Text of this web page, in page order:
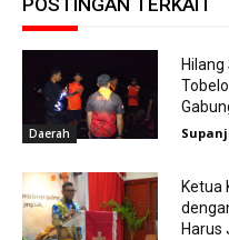
POSTINGAN TERKAIT
Daerah
Ketua
Harus